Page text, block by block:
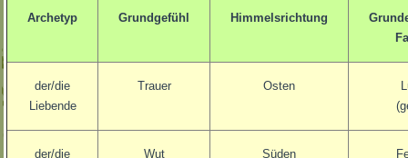
Archetyp Grundgefühl Himmelsrichtung
der/die
Liebende
Trauer Osten
der/die
Wut Süden